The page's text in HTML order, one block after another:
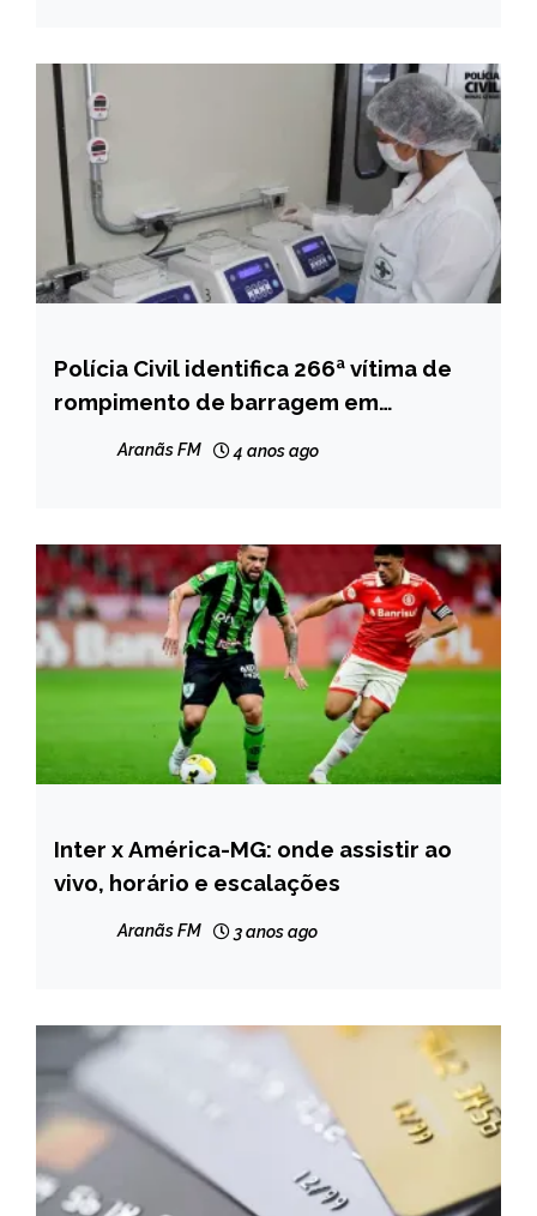
MINAS
GERAIS
NOTÍCIAS
Polícia Civil identifica 266ª vítima de
rompimento de barragem em
Aranãs FM 4 anos ago
ESPORTES
NOTÍCIAS
Inter x América-MG: onde assistir ao
vivo, horário e escalações
Aranãs FM 3 anos ago